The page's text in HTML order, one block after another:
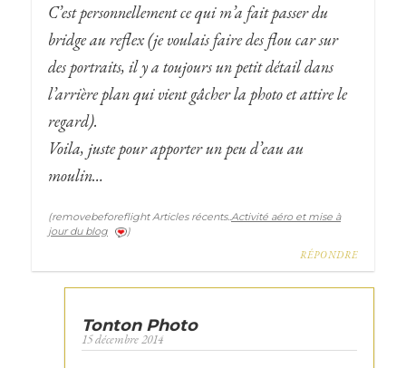
C’est personnellement ce qui m’a fait passer du
bridge au reflex (je voulais faire des flou car sur
des portraits, il y a toujours un petit détail dans
l’arrière plan qui vient gâcher la photo et attire le
regard).
Voila, juste pour apporter un peu d’eau au
moulin…
removebeforeflight Articles récents.. Activité aéro et mise à
jour du blog
RÉPONDRE
Tonton Photo
15 décembre 2014